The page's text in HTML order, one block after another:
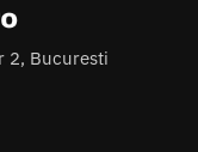
2, Bucuresti